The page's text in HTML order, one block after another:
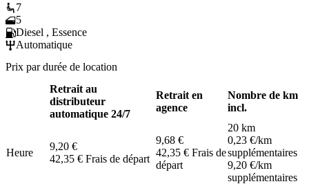
7
5
Diesel , Essence
Automatique
Prix par durée de location
Retrait au
distributeur
automatique 24/7
Retrait en
agence
Nombre de km
incl.
Heure
9,20 €
42,35 € Frais de départ
9,68 €
42,35 € Frais de
départ
20 km
0,23 €/km
supplémentaires
9,20 €/km
supplémentaires